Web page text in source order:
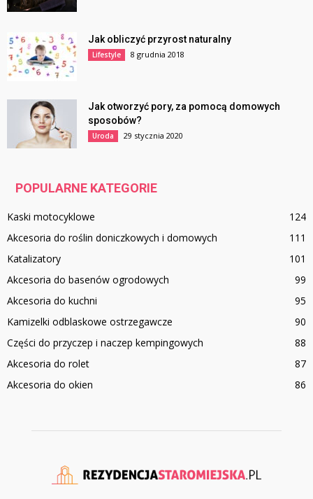
Jak obliczyć przyrost naturalny
Lifestyle 8 grudnia 2018
Jak otworzyć pory, za pomocą domowych
sposobów?
Uroda 29 stycznia 2020
POPULARNE KATEGORIE
Kaski motocyklowe
124
Akcesoria do roślin doniczkowych i domowych
111
Katalizatory
101
Akcesoria do basenów ogrodowych
99
Akcesoria do kuchni
95
Kamizelki odblaskowe ostrzegawcze
90
Części do przyczep i naczep kempingowych
88
Akcesoria do rolet
87
Akcesoria do okien
86